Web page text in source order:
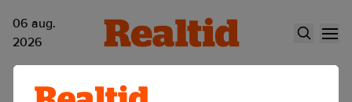
06 aug.
2026